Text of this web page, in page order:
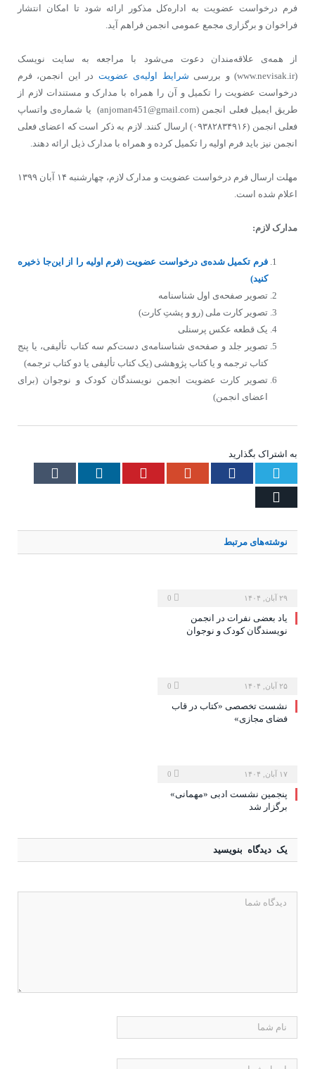
فرم درخواست عضویت به اداره‏‌کل مذکور ارائه شود تا امکان انتشار
فراخوان و برگزاری مجمع عمومی انجمن فراهم آید.
از همه‌‏ی علاقه‌‏مندان دعوت می‌‏شود با مراجعه به سایت نویسک
(www.nevisak.ir) و بررسی
شرایط اولیه‌‏ی عضویت در این انجمن، فرم
درخواست عضویت را تکمیل و آن را همراه با مدارک و مستندات لازم از
طریق ای‏میل فعلی انجمن (anjoman451@gmail.com) یا شماره‏‌ی واتس‏اپ
فعلی انجمن (۰۹۳۸۲۸۳۴۹۱۶) ارسال کنند. لازم به ذکر است که اعضای فعلی
انجمن نیز باید فرم اولیه را تکمیل کرده و همراه با مدارک ذیل ارائه دهند.
مهلت ارسال فرم درخواست عضویت و مدارک لازم، چهارشنبه ۱۴ آبان ۱۳۹۹
اعلام شده است.
مدارک لازم:
فرم تکمیل شده‌‏ی درخواست عضویت (فرم اولیه را از این‌جا ذخیره
کنید)
تصویر صفحه‏‌ی اول شناسنامه
تصویر کارت ملی ‌(رو و پشتِ کارت)
یک قطعه عکس پرسنلی
تصویر جلد و صفحه‏‌ی شناسنامه‌‏ی دست‌‏کم سه کتاب تألیفی، یا پنج
کتاب ترجمه و یا کتاب پژوهشی (یک کتاب تألیفی یا دو کتاب ترجمه)
تصویر کارت عضویت انجمن نویسندگان کودک و نوجوان (برای
اعضای انجمن)
به اشتراک بگذارید
Twitter
Facebook
Google+
Pinterest
LinkedIn
نوشته‌های مرتبط
۲۹ آبان, ۱۴۰۴
یاد بعضی نفرات در انجمن
نویسندگان کودک و نوجوان
۲۵ آبان, ۱۴۰۴
نشست تخصصی «کتاب در قاب
فضای مجازی»
۱۷ آبان, ۱۴۰۴
پنجمین نشست ادبی «مهمانی»
برگزار شد
یک دیدگاه بنویسید